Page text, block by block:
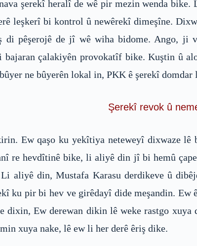
şerekî heralî de wê pir mezin wenda
leşkerî bi kontrol û newêrekî dimeşîne.
di pêşerojê de jî wê wiha bidome. Ango,
bajaran çalakiyên provokatîf bike. Kuştin û
ne bûyerên lokal in, PKK ê şerekî
Şerekî revok û
Ew qaşo ku yekîtiya neteweyî dixwaze
re hevdîtinê bike, li aliyê din jî bi hemû
aliyê din, Mustafa Karasu derdikeve û
ku pir bi hev ve girêdayî dide meşandin. Ew
Ew derewan dikin lê weke rastgo
xuya nake, lê ew li her derê êriş dike.